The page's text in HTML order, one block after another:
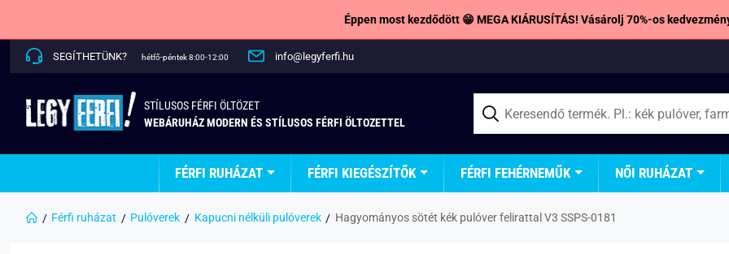
Éppen most kezdődött 😁 MEGA KIÁRUSÍTÁS! Vásárolj 70%-os
SEGÍTHETÜNK? hétfő-péntek 8:00-12:00 info@legyferfi.hu
STÍLUSOS FÉRFI ÖLTÖZET
WEBÁRUHÁZ MODERN ÉS STÍLUSOS FÉRFI ÖLTOZETTEL
FÉRFI RUHÁZAT FÉRFI KIEGÉSZÍTŐK FÉRFI FEHÉRNEMŰK NŐI RUHÁZAT
Férfi ruházat Pulóverek Kapucni nélküli pulóverek Hagyományos sötét kék pulóver felirattal V3 SSPS-0181